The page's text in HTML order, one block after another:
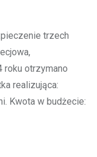
trzech
roku otrzymano
realizująca:
Kwota w budżecie: